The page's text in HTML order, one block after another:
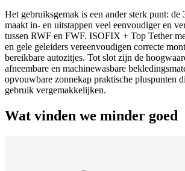
Het gebruiksgemak is een ander sterk punt: de
maakt in- en uitstappen veel eenvoudiger en
tussen RWF en FWF. ISOFIX + Top Tether
en gele geleiders vereenvoudigen correcte
bereikbare autozitjes. Tot slot zijn de
afneembare en machinewasbare
opvouwbare zonnekap praktische pluspunten
gebruik vergemakkelijken.
Wat vinden we minder goed